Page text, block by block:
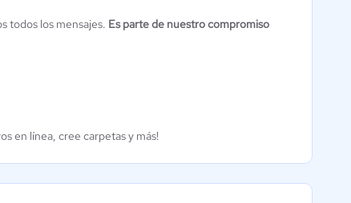
Archivos
todos los mensajes. Es parte de nuestro compromiso
en línea, cree carpetas y más!